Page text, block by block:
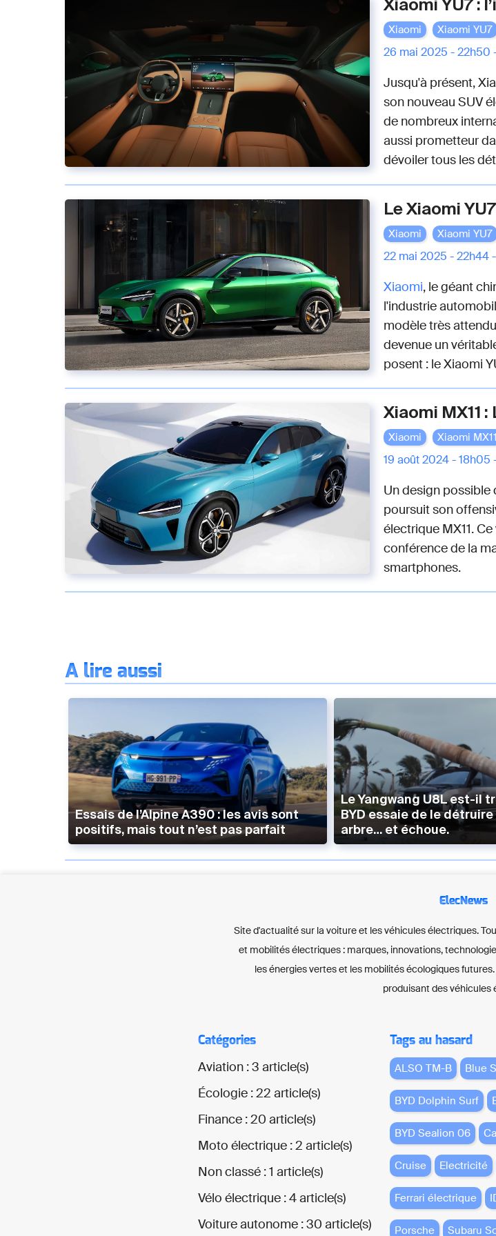
Xiaomi YU7 :
Xiaomi Xiaomi YU7
26 mai 2025 - 22h50
Jusqu'à présent,
son nouveau SUV
de nombreux
aussi prometteur
dévoiler tous les
Le Xiaomi
Xiaomi Xiaomi YU7
22 mai 2025 - 22h44 -
Xiaomi, le géant
l'industrie
modèle très
devenue un
posent : le Xiaomi
Xiaomi MX11
Xiaomi Xiaomi MX11
19 août 2024 - 18h05
Un design possible
poursuit son
électrique MX11.
conférence de la
smartphones.
À lire aussi
Essais de l’Alpine A390 : les avis sont
positifs, mais tout n’est pas parfait
Le Yangwang U8L est-il
BYD essaie de le détruire
arbre… et échoue.
ElecNews
Site d'actualité sur la voiture et les véhicules électriques.
et mobilités électriques : marques, innovations,
les énergies vertes et les mobilités écologiques
produisant des véhicules
Catégories
Aviation : 3 article(s)
Écologie : 22 article(s)
Finance : 20 article(s)
Moto électrique : 2 article(s)
Non classé : 1 article(s)
Vélo électrique : 4 article(s)
Voiture autonome : 30 article(s)
Tags au hasard
ALSO TM-B Blue
BYD Dolphin Surf
BYD Sealion 06
Cruise Electricité
Ferrari électrique
Porsche Subaru